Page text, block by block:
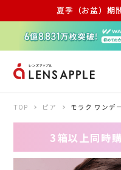
夏季（お盆）期
アキュビュ
TOP ピア モラク ワンデ
3箱以上同時